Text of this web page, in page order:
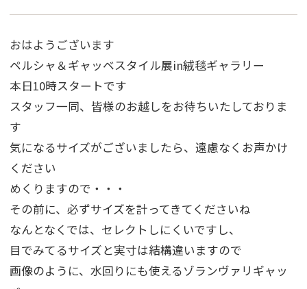
おはようございます
ペルシャ＆ギャッベスタイル展in絨毯ギャラリー
本日10時スタートです
スタッフ一同、皆様のお越しをお待ちいたしておりま
す
気になるサイズがございましたら、遠慮なくお声かけ
ください
めくりますので・・・
その前に、必ずサイズを計ってきてくださいね
なんとなくでは、セレクトしにくいですし、
目でみてるサイズと実寸は結構違いますので
画像のように、水回りにも使えるゾランヴァリギャッ